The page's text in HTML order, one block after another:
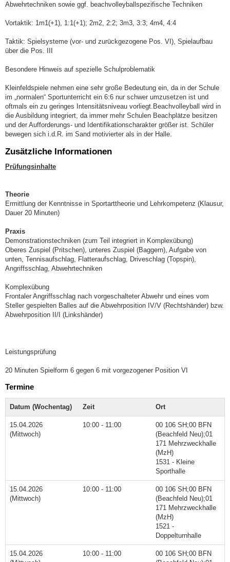
Abwehrtechniken sowie ggf. beachvolleyballspezifische Techniken
Vortaktik: 1m1(+1), 1:1(+1); 2m2, 2:2; 3m3, 3:3; 4m4, 4:4
Taktik: Spielsysteme (vor- und zurückgezogene Pos. VI), Spielaufbau
über die Pos. III
Besondere Hinweis auf spezielle Schulproblematik
Kleinfeldspiele nehmen eine sehr große Bedeutung ein, da in der Schule
im „normalen“ Sportunterricht ein 6:6 nur schwer umzusetzen ist und
oftmals ein zu geringes Intensitätsniveau vorliegt.Beachvolleyball wird in
die Ausbildung integriert, da immer mehr Schulen Beachplätze besitzen
und der Aufforderungs- und Identifikationscharakter größer ist. Schüler
bewegen sich i.d.R. im Sand motivierter als in der Halle.
Zusätzliche Informationen
Prüfungsinhalte
Theorie
Ermittlung der Kenntnisse in Sportarttheorie und Lehrkompetenz (Klausur,
Dauer 20 Minuten)
Praxis
Demonstrationstechniken (zum Teil integriert in Komplexübung)
Oberes Zuspiel (Pritschen), unteres Zuspiel (Baggern), Aufgabe von
unten, Tennisaufschlag, Flatteraufschlag, Driveschlag (Topspin),
Angriffsschlag, Abwehrtechniken
Komplexübung
Frontaler Angriffsschlag nach vorgeschalteter Abwehr und eines vom
Steller gespielten Balles auf die Abwehrposition IV/V (Rechtshänder) bzw.
Abwehrposition II/I (Linkshänder)
Leistungsprüfung
20 Minuten Spielform 6 gegen 6 mit vorgezogener Position VI
Termine
Datum (Wochentag) Zeit Ort
15.04.2026
(Mittwoch)
10:00 - 11:00
00 106 SH;00 BFN
(Beachfeld Neu);01
171 Mehrzweckhalle
(MzH)
1531 - Kleine
Sporthalle
15.04.2026
(Mittwoch)
10:00 - 11:00
00 106 SH;00 BFN
(Beachfeld Neu);01
171 Mehrzweckhalle
(MzH)
1521 -
Doppelturnhalle
15.04.2026
10:00 - 11:00
00 106 SH;00 BFN